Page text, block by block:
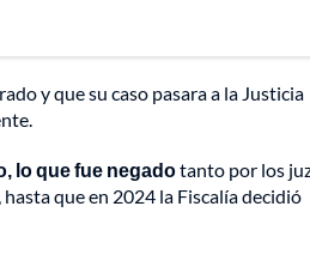
y que su caso pasara a la Justicia
lo que fue negadotanto por los
que en 2024 la Fiscalía decidió